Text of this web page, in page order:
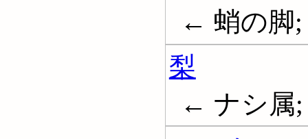
← 蛸の脚
梨
← ナシ属;